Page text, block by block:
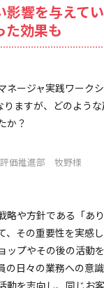
影響を与えて
た効果も
ネージャ実践ワーク
りますが、どのよう
か？
価推進部 牧野様
略や方針である「あ
、その重要性を実感
ップやその後の活動
の日々の業務への意
動を志向し、同じお